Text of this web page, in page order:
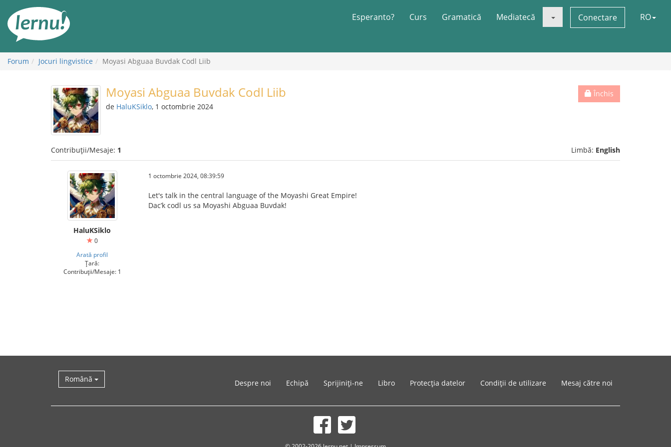
conținut
Esperanto? Curs Gramatică Mediatecă Conectare RO
Forum Jocuri lingvistice Moyasi Abguaa Buvdak Codl Liib
Închis
Moyasi Abguaa Buvdak Codl Liib
de HaluKSiklo, 1 octombrie 2024
Contribuții/Mesaje: 1 Limbă: English
HaluKSiklo
0
Arată profil
Țară:
Contribuții/Mesaje: 1
1 octombrie 2024, 08:39:59
Let's talk in the central language of the Moyashi Great Empire!
Dac’k codl us sa Moyashi Abguaa Buvdak!
Română Despre noi Echipă Sprijiniți-ne Libro Protecția datelor Condiții de utilizare Mesaj către noi